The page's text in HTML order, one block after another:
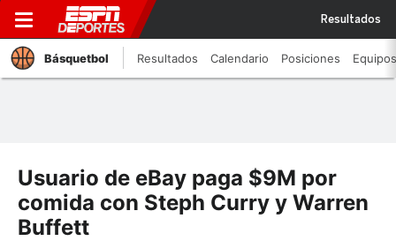
Resultados
Básquetbol Resultados Calendario Posiciones Equipos
Usuario de eBay paga $9M por
comida con Steph Curry y Warren
Buffett